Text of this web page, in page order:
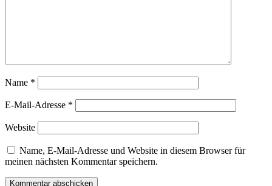
Name *
E-Mail-Adresse *
Website
Name, E-Mail-Adresse und Website in diesem Browser für
meinen nächsten Kommentar speichern.